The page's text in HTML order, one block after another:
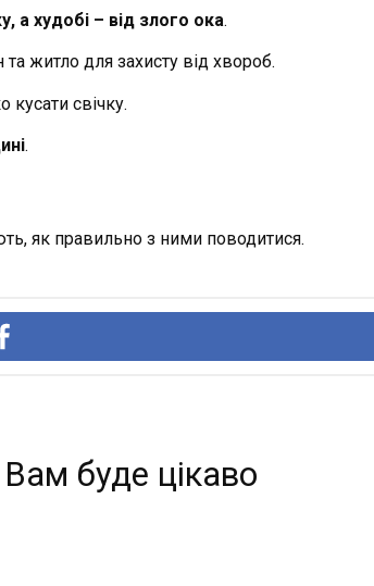
а худобі – від злого ока.
житло для захисту від хвороб.
кусати свічку.
.
як правильно з ними поводитися.
Вам буде цікаво